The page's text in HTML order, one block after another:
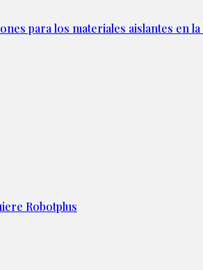
para los materiales aislantes en
Robotplus